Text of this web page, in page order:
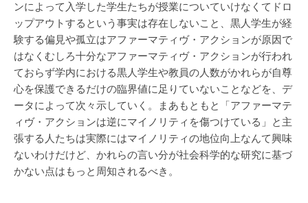
ンによって入学した学生たちが授業についていけなくてドロ
ップアウトするという事実は存在しないこと、黒人学生が経
験する偏見や孤立はアファーマティヴ・アクションが原因で
はなくむしろ十分なアファーマティヴ・アクションが行われ
ておらず学内における黒人学生や教員の人数がかれらが自尊
心を保護できるだけの臨界値に足りていないことなどを、デ
ータによって次々示していく。まあもともと「アファーマテ
ィヴ・アクションは逆にマイノリティを傷つけている」と主
張する人たちは実際にはマイノリティの地位向上なんて興味
ないわけだけど、かれらの言い分が社会科学的な研究に基づ
かない点はもっと周知されるべき。